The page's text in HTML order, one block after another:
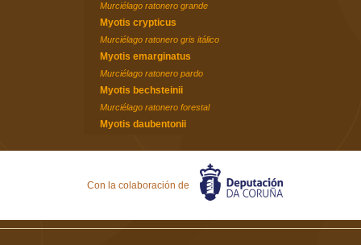
Murciélago ratonero grande
Myotis crypticus
Murciélago ratonero gris itálico
Myotis emarginatus
Murciélago ratonero pardo
Myotis bechsteinii
Murciélago ratonero forestal
Myotis daubentonii
Morcego ratonero mediano
Con la colaboración de